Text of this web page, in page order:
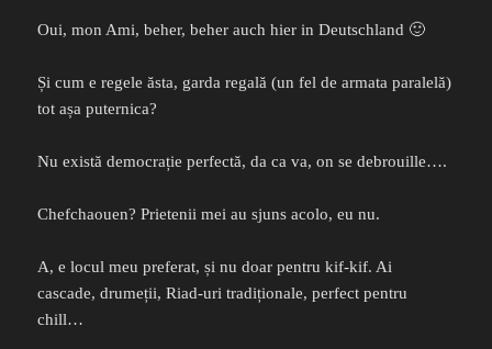
Oui, mon Ami, beher, beher auch hier in Deutschland 🙂
Și cum e regele ăsta, garda regală (un fel de armata paralelă)
tot așa puternica?
Nu există democrație perfectă, da ca va, on se debrouille….
Chefchaouen? Prietenii mei au sjuns acolo, eu nu.
A, e locul meu preferat, și nu doar pentru kif-kif. Ai
cascade, drumeții, Riad-uri tradiționale, perfect pentru
chill…